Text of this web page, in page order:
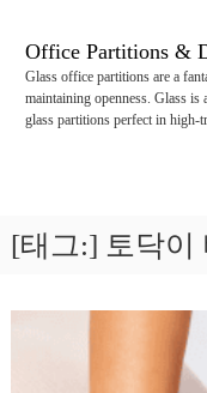
Office Partitions &
Glass office partitions are a
maintaining openness. Glass is
glass partitions perfect in high-tr
[태그:] 토닥이